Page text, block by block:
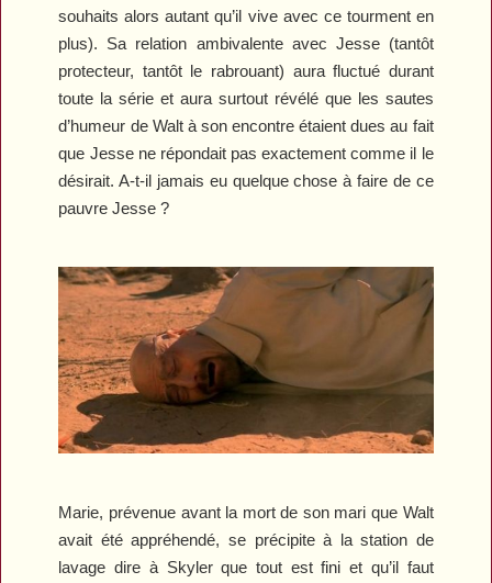
souhaits alors autant qu’il vive avec ce tourment en
plus). Sa relation ambivalente avec Jesse (tantôt
protecteur, tantôt le rabrouant) aura fluctué durant
toute la série et aura surtout révélé que les sautes
d’humeur de Walt à son encontre étaient dues au fait
que Jesse ne répondait pas exactement comme il le
désirait. A-t-il jamais eu quelque chose à faire de ce
pauvre Jesse ?
Marie, prévenue avant la mort de son mari que Walt
avait été appréhendé, se précipite à la station de
lavage dire à Skyler que tout est fini et qu’il faut